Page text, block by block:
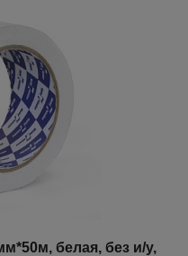
белая, без и/у,